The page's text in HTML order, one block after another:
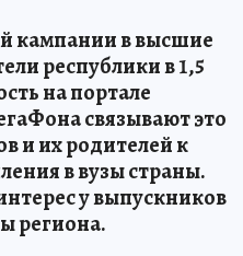
кампании в высшие
республики в 1,5
на портале
связывают это
и их родителей к
в вузы страны.
у выпускников
региона.